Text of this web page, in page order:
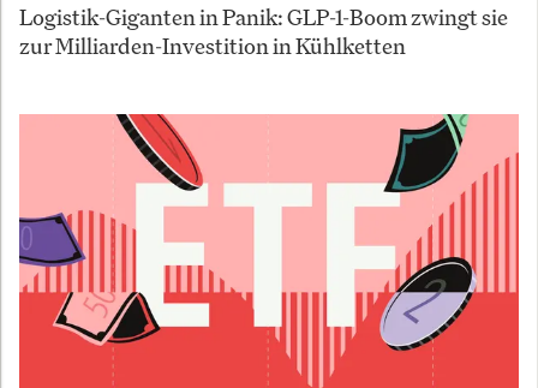
Logistik-Giganten in Panik: GLP-1-Boom zwingt sie
zur Milliarden-Investition in Kühlketten